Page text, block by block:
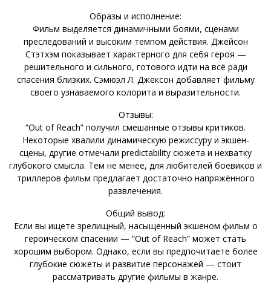
Образы и исполнение:
Фильм выделяется динамичными боями, сценами
преследований и высоким темпом действия. Джейсон
Стэтхэм показывает характерного для себя героя —
решительного и сильного, готового идти на всё ради
спасения близких. Сэмюэл Л. Джексон добавляет фильму
своего узнаваемого колорита и выразительности.
Отзывы:
“Out of Reach” получил смешанные отзывы критиков.
Некоторые хвалили динамическую режиссуру и экшен-
сцены, другие отмечали predictability сюжета и нехватку
глубокого смысла. Тем не менее, для любителей боевиков и
триллеров фильм предлагает достаточно напряжённого
развлечения.
Общий вывод:
Если вы ищете зрелищный, насыщенный экшеном фильм о
героическом спасении — “Out of Reach” может стать
хорошим выбором. Однако, если вы предпочитаете более
глубокие сюжеты и развитие персонажей — стоит
рассматривать другие фильмы в жанре.